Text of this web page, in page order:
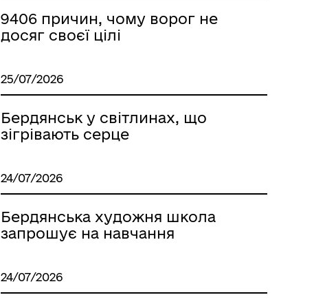
9406 причин, чому ворог не
досяг своєї цілі
25/07/2026
Бердянськ у світлинах, що
зігрівають серце
24/07/2026
Бердянська художня школа
запрошує на навчання
24/07/2026